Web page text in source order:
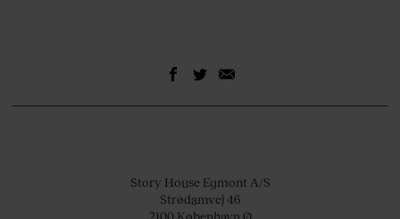
Story House Egmont A/S
Strødamvej 46